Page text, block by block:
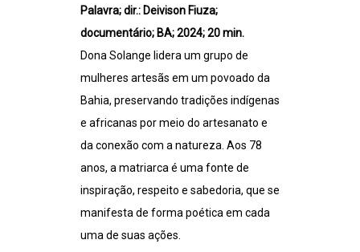
Palavra; dir.: Deivison Fiuza;
documentário; BA; 2024; 20 min.
Dona Solange lidera um grupo de
mulheres artesãs em um povoado da
Bahia, preservando tradições indígenas
e africanas por meio do artesanato e
da conexão com a natureza. Aos 78
anos, a matriarca é uma fonte de
inspiração, respeito e sabedoria, que se
manifesta de forma poética em cada
uma de suas ações.